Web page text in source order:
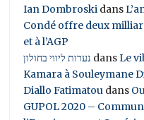
Ian Dombroski dans
Condé offre deux
et à l’AGP
נערות ליווי בחולון dansLe
Kamara à Souleymane
Diallo Fatimatou dans
GUPOL 2020 –